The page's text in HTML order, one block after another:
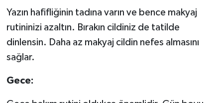
Yazın hafifliğinin tadına varın ve bence makyaj
rutininizi azaltın. Bırakın cildiniz de tatilde
dinlensin. Daha az makyaj cildin nefes almasını
sağlar.
Gece: